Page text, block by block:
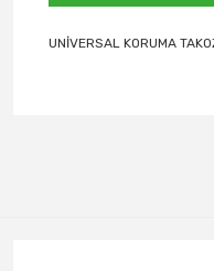
UNİVERSAL KORUMA